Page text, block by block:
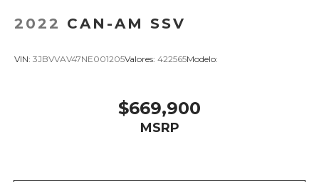
2022 CAN-AM SSV
VIN: 3JBVVAV47NE001205Valores: 422565Modelo:
$669,900
MSRP